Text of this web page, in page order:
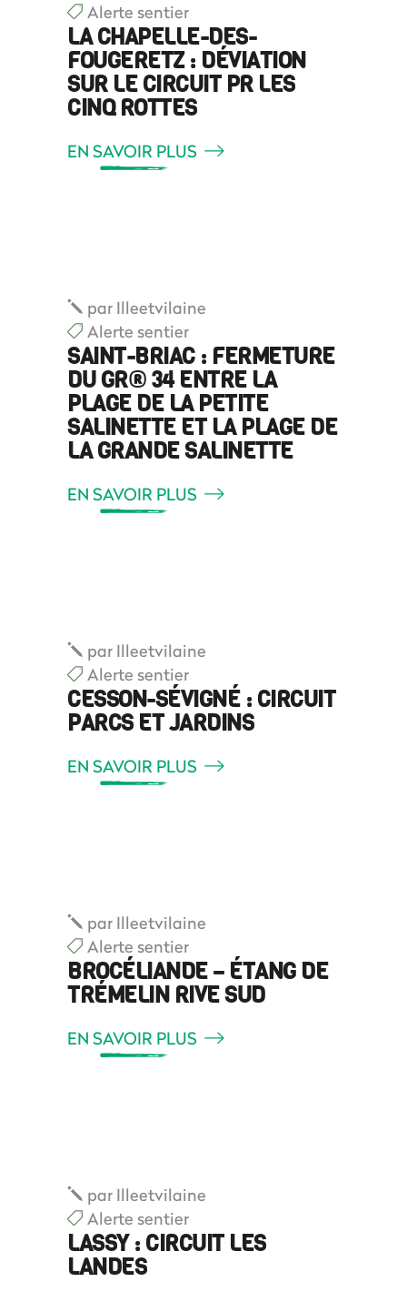
Alerte sentier
LA CHAPELLE-DES-
FOUGERETZ : DÉVIATION
SUR LE CIRCUIT PR LES
CINQ ROTTES
EN SAVOIR PLUS
par Illeetvilaine
Alerte sentier
SAINT-BRIAC : FERMETURE
DU GR® 34 ENTRE LA
PLAGE DE LA PETITE
SALINETTE ET LA PLAGE DE
LA GRANDE SALINETTE
EN SAVOIR PLUS
par Illeetvilaine
Alerte sentier
CESSON-SÉVIGNÉ : CIRCUIT
PARCS ET JARDINS
EN SAVOIR PLUS
par Illeetvilaine
Alerte sentier
BROCÉLIANDE – ÉTANG DE
TRÉMELIN RIVE SUD
EN SAVOIR PLUS
par Illeetvilaine
Alerte sentier
LASSY : CIRCUIT LES
LANDES